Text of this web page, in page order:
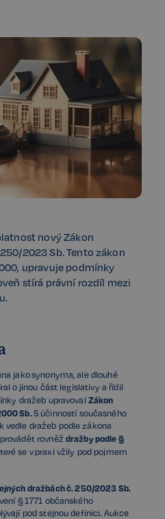
nový Zákon
2023 Sb. Tento zákon
upravuje podmínky
stírá právní rozdíl mezi
jako synonyma, ale dlouhé
o jinou část legislativy a řídil
dražeb upravoval Zákon
Sb.S účinností současného
vedle dražeb podle zákona
rovněž dražby podle §
se v praxi vžily pod pojmem
dražbách č. 250/2023 Sb.
§ 1771 občanského
pod stejnou definici. Aukce